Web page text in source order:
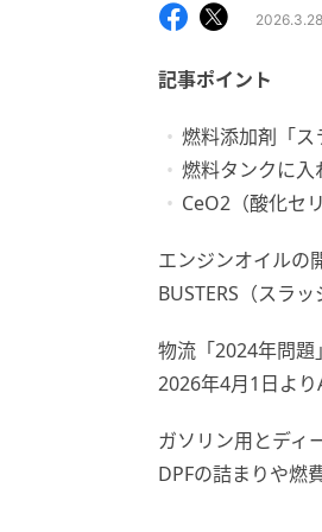
2026.3.28
記事ポイント
燃料添加剤「
燃料タンクに入
CeO2（酸化セ
エンジンオイルの
BUSTERS（スラ
物流「2024年問
2026年4月1日よ
ガソリン用とディ
DPFの詰まりや燃